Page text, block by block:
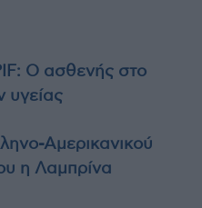
Ο ασθενής στο
υγείας
Αμερικανικού
η Λαμπρίνα